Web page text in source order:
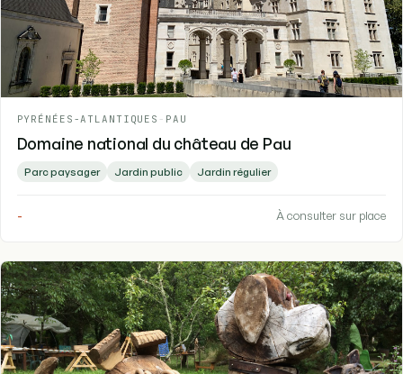
PYRÉNÉES-ATLANTIQUES - PAU
Domaine national du château de Pau
Parc paysager Jardin public Jardin régulier
- À consulter sur place